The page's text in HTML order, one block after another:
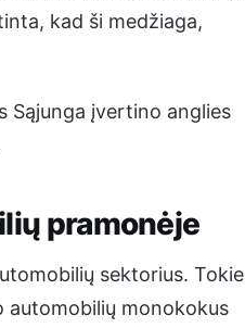
kad ši medžiaga,
Sąjunga įvertino anglies
pramonėje
sektorius. Tokie
automobilių monokokus